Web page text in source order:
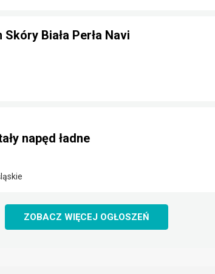
Biała Perła Navi
napęd ładne
ZOBACZ WIĘCEJ OGŁOSZEŃ